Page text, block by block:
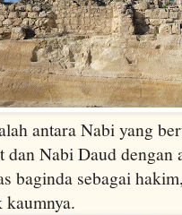
antara Nabi yang
dan Nabi Daud
baginda sebagai